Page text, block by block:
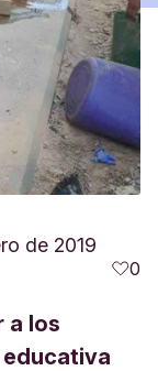
de 2019
0
a los